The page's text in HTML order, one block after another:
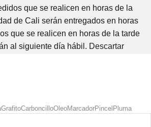
que se realicen en horas de la
de Cali serán entregados en horas
que se realicen en horas de la tarde
al siguiente día hábil. Descartar
GrafitoCarboncilloOleoMarcadorPincel Pluma